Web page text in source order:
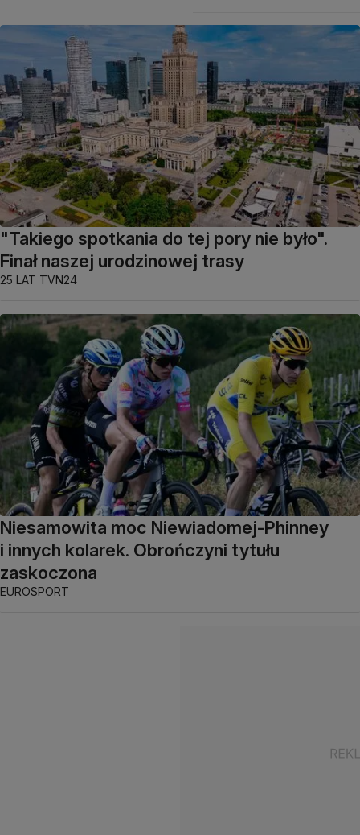
"Takiego spotkania do tej pory nie było".
Finał naszej urodzinowej trasy
25 LAT TVN24
Niesamowita moc Niewiadomej-Phinney
i innych kolarek. Obrończyni tytułu
zaskoczona
EUROSPORT